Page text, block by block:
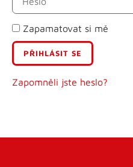
Zapamatovat si mě
Zapomněli jste heslo?
E-mail
Uživatelské jméno